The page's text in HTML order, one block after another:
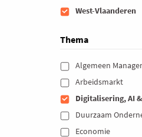
West-Vlaanderen
Thema
Algemeen
Arbeidsmarkt
Digitalisering, AI
Duurzaam
Economie